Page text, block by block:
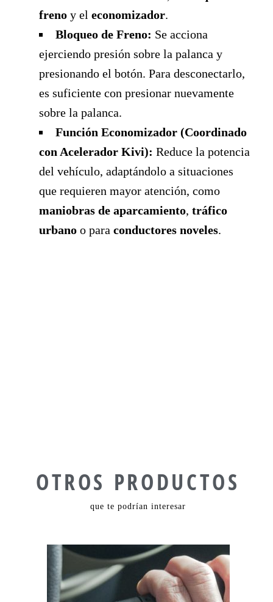
frenoy el economizador.
Bloqueo de Freno: Se acciona
ejerciendo presión sobre la palanca y
presionando el botón. Para desconectarlo,
es suficiente con presionar nuevamente
sobre la palanca.
Función Economizador (Coordinado
con Acelerador Kivi): Reduce la potencia
del vehículo, adaptándolo a situaciones
que requieren mayor atención, como
maniobras de aparcamiento, tráfico
urbanoo para conductores noveles.
OTROS PRODUCTOS
que te podrían interesar